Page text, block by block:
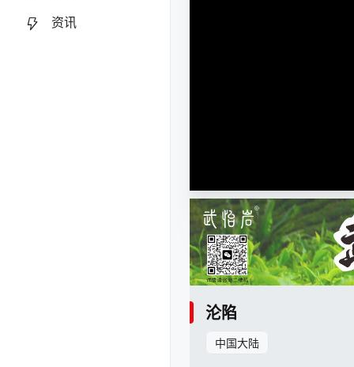
资讯
沦陷
中国大陆